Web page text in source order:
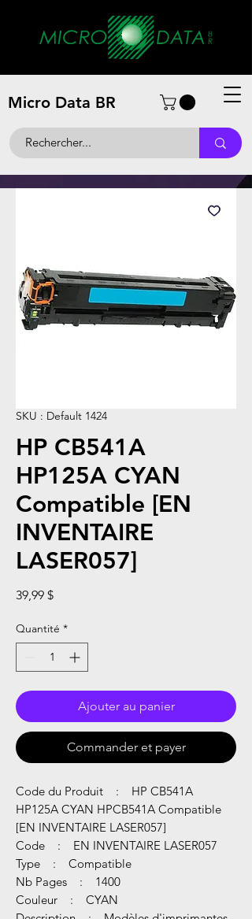
Micro Data BR
SKU : Default 1424
HP CB541A
HP125A CYAN
Compatible [EN
INVENTAIRE
LASER057]
39,99 $Prix
Quantité *
Ajouter au panier
Commander et payer
Code du Produit : HP CB541A
HP125A CYAN HPCB541A Compatible
[EN INVENTAIRE LASER057]
Code : EN INVENTAIRE LASER057
Type : Compatible
Nb Pages : 1400
Couleur : CYAN